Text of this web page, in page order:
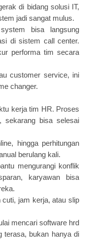
di bidang solusi IT,
jadi sangat mulus.
bisa langsung
di sistem call center.
performa tim secara
customer service, ini
changer.
kerja tim HR. Proses
sekarang bisa selesai
hingga perhitungan
berulang kali.
mengurangi konflik
karyawan bisa
cuti, jam kerja, atau slip
mencari software hrd
terasa, bukan hanya di